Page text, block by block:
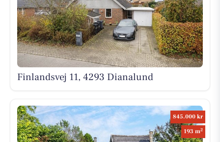
Finlandsvej 11, 4293 Dianalund
845.000 kr
193 m2